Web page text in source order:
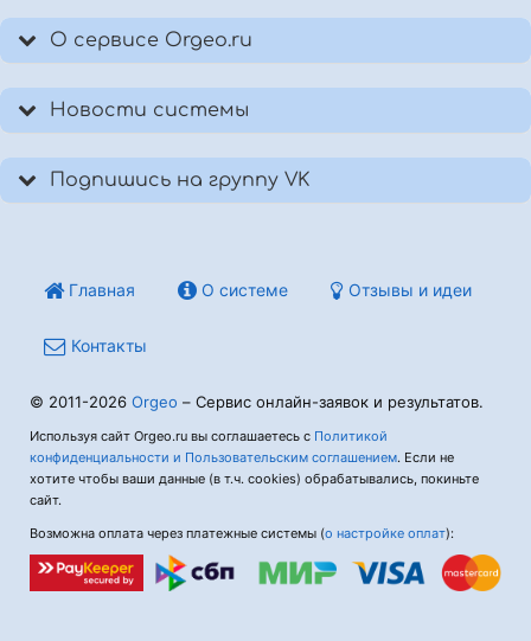
О сервисе Orgeo.ru
Новости системы
Подпишись на группу VK
Главная О системе Отзывы и идеи
Контакты
© 2011-2026 Orgeo – Сервис онлайн-заявок и результатов.
Используя сайт Orgeo.ru вы соглашаетесь с Политикой
конфиденциальности и Пользовательским соглашением. Если не
хотите чтобы ваши данные (в т.ч. cookies) обрабатывались, покиньте
сайт.
Возможна оплата через платежные системы (о настройке оплат):